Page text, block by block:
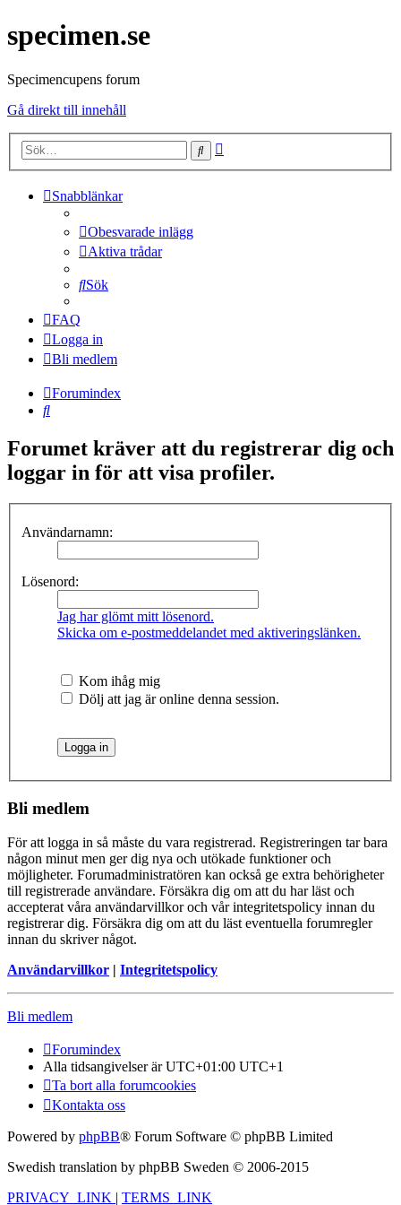
specimen.se
Specimencupens forum
Gå direkt till innehåll
Sök
Snabblänkar
Obesvarade inlägg
Aktiva trådar
Sök
FAQ
Logga in
Bli medlem
Forumindex
Sök
Forumet kräver att du registrerar dig och
loggar in för att visa profiler.
Användarnamn:
Lösenord:
Jag har glömt mitt lösenord.
Skicka om e-postmeddelandet med aktiveringslänken.
Kom ihåg mig
Dölj att jag är online denna session.
Bli medlem
För att logga in så måste du vara registrerad. Registreringen tar bara
någon minut men ger dig nya och utökade funktioner och
möjligheter. Forumadministratören kan också ge extra behörigheter
till registrerade användare. Försäkra dig om att du har läst och
accepterat våra användarvillkor och vår integritetspolicy innan du
registrerar dig. Försäkra dig om att du läst eventuella forumregler
innan du skriver något.
Användarvillkor | Integritetspolicy
Bli medlem
Forumindex
Alla tidsangivelser är UTC+01:00 UTC+1
Ta bort alla forumcookies
Kontakta oss
Powered by phpBB® Forum Software © phpBB Limited
Swedish translation by phpBB Sweden © 2006-2015
PRIVACY_LINK | TERMS_LINK